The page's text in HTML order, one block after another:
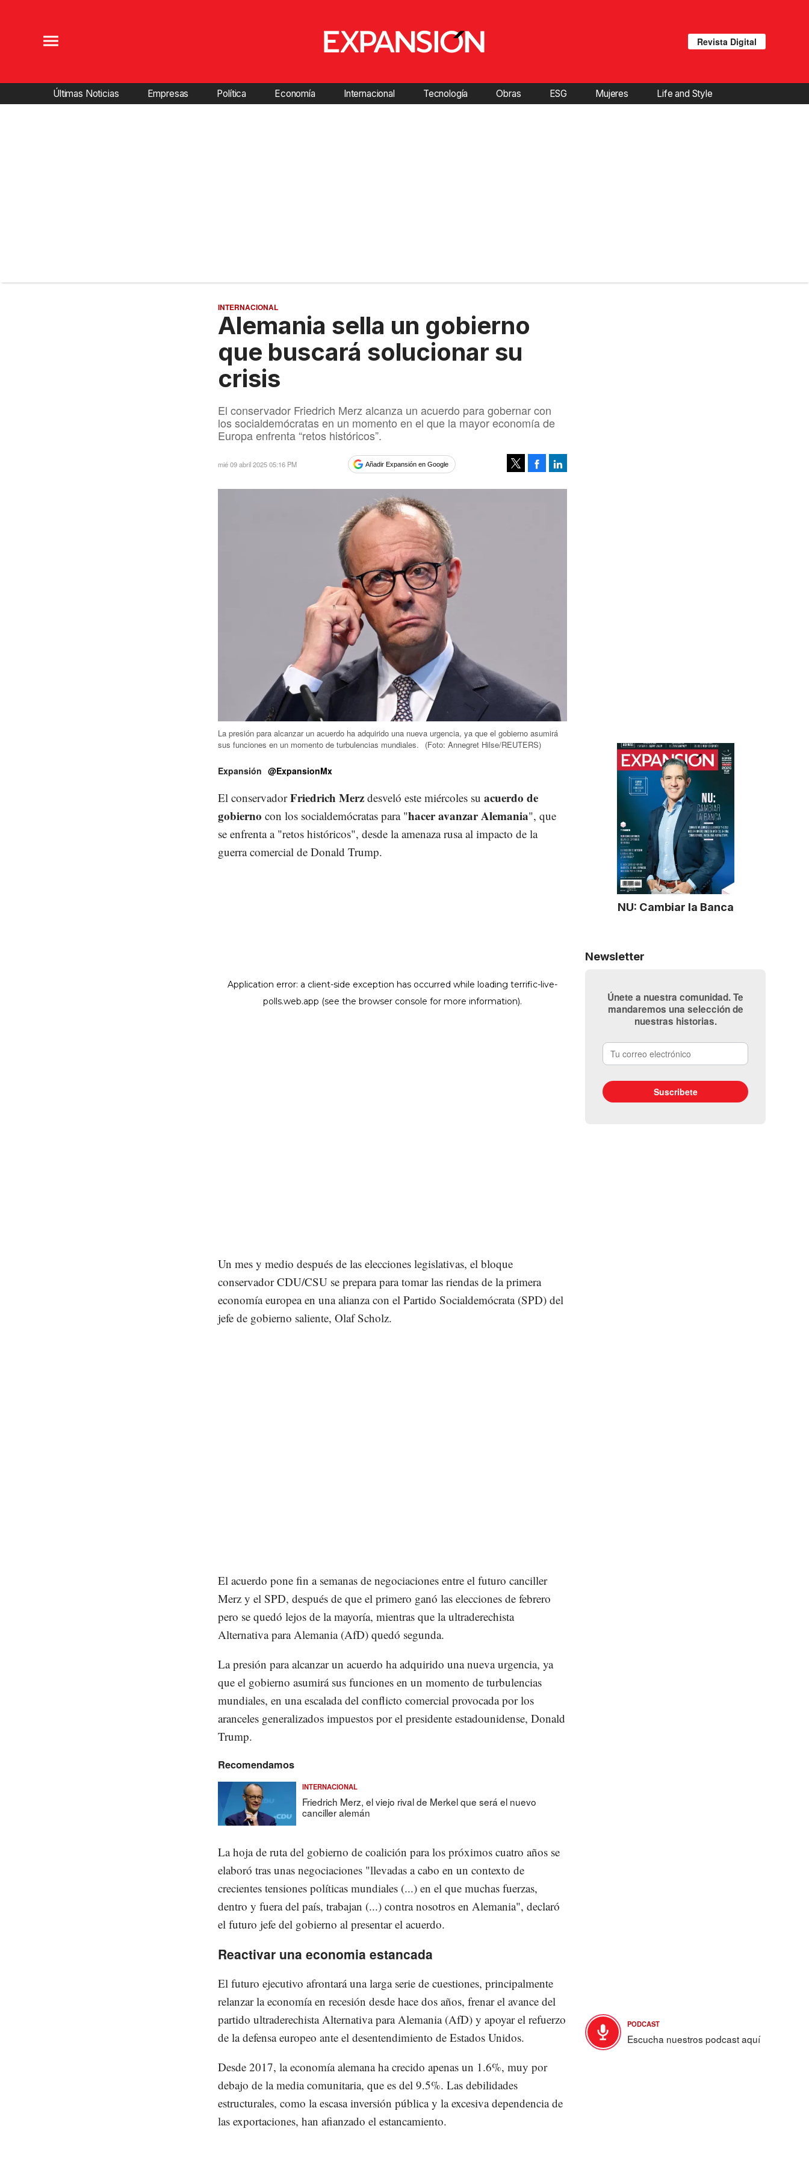
Revista Digital
Últimas Noticias Empresas Política Economía Internacional Tecnología Obras ESG Mujeres Life and Style
NU: Cambiar la Banca
Newsletter
Únete a nuestra comunidad. Te
mandaremos una selección de
nuestras historias.
INTERNACIONAL
Alemania sella un gobierno
que buscará solucionar su
crisis
El conservador Friedrich Merz alcanza un acuerdo para gobernar con
los socialdemócratas en un momento en el que la mayor economía de
Europa enfrenta “retos históricos”.
mié 09 abril 2025 05:16 PM Añadir Expansión en Google Facebook
La presión para alcanzar un acuerdo ha adquirido una nueva urgencia, ya que el gobierno asumirá
sus funciones en un momento de turbulencias mundiales.
(Foto: Annegret Hilse/REUTERS)
Expansión @ExpansionMx
El conservadorFriedrich Merz desveló este miércoles su acuerdo de
gobierno con los socialdemócratas para "hacer avanzar Alemania", que
se enfrenta a "retos históricos", desde la amenaza rusa al impacto de la
guerra comercial de Donald Trump.
Un mes y medio después de las elecciones legislativas, el bloque
conservador CDU/CSU se prepara para tomar las riendas de la primera
economía europea en una alianza con el Partido Socialdemócrata (SPD) del
jefe de gobierno saliente, Olaf Scholz.
El acuerdo pone fin a semanas de negociaciones entre el futuro canciller
Merz y el SPD, después de que el primero ganó las elecciones de febrero
pero se quedó lejos de la mayoría, mientras que la ultraderechista
Alternativa para Alemania (AfD) quedó segunda.
La presión para alcanzar un acuerdo ha adquirido una nueva urgencia, ya
que el gobierno asumirá sus funciones en un momento de turbulencias
mundiales, en una escalada del conflicto comercial provocada por los
aranceles generalizados impuestos por el presidente estadounidense, Donald
Trump.
Recomendamos
INTERNACIONAL
Friedrich Merz, el viejo rival de Merkel que será el nuevo
canciller alemán
La hoja de ruta del gobierno de coalición para los próximos cuatro años se
elaboró tras unas negociaciones "llevadas a cabo en un contexto de
crecientes tensiones políticas mundiales (...) en el que muchas fuerzas,
dentro y fuera del país, trabajan (...) contra nosotros en Alemania", declaró
el futuro jefe del gobierno al presentar el acuerdo.
Reactivar una economia estancada
El futuro ejecutivo afrontará una larga serie de cuestiones, principalmente
relanzar la economía en recesión desde hace dos años, frenar el avance del
partido ultraderechista Alternativa para Alemania (AfD) y apoyar el refuerzo
de la defensa europeo ante el desentendimiento de Estados Unidos.
Desde 2017, la economía alemana ha crecido apenas un 1.6%, muy por
debajo de la media comunitaria, que es del 9.5%. Las debilidades
estructurales, como la escasa inversión pública y la excesiva dependencia de
las exportaciones, han afianzado el estancamiento.
PODCAST
Escucha nuestros podcast aquí